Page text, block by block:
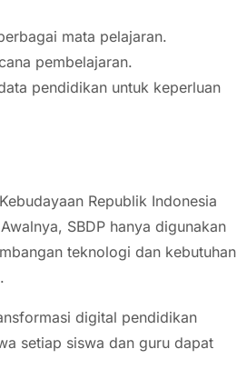
mata pelajaran.
pembelajaran.
pendidikan untuk keperluan
Republik Indonesia
SBDP hanya digunakan
teknologi dan kebutuhan
digital pendidikan
setiap siswa dan guru dapat